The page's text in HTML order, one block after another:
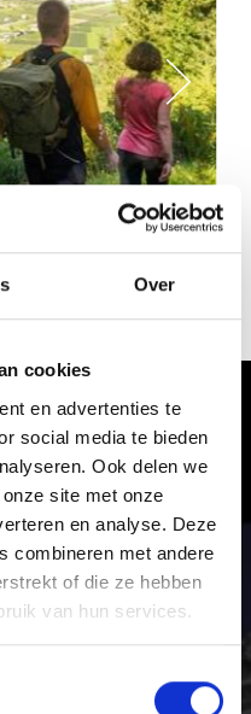
Over
cookies
en advertenties te
social media te bieden
Ook delen we
site met onze
en analyse. Deze
combineren met andere
of die ze hebben
van hun services.
Vinschgau –
plezier
tot
uitgebreide net aan
is net zo afwisselend
zelf.